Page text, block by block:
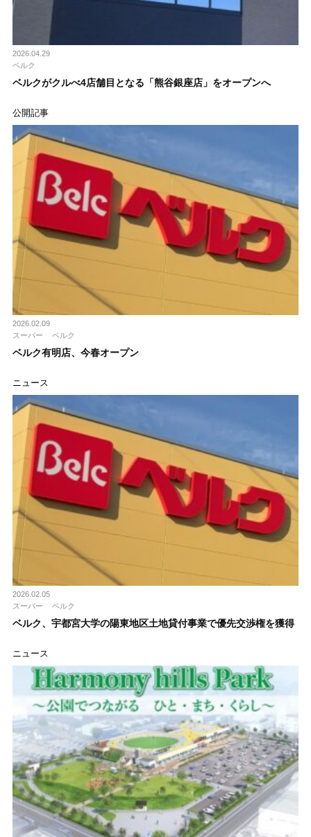
2026.04.29
ベルク
ベルクがクルべ4店舗目となる「熊谷銀座店」をオープンへ
公開記事
2026.02.09
スーパー
ベルク
ベルク有明店、今春オープン
ニュース
2026.02.05
スーパー
ベルク
ベルク、宇都宮大学の陽東地区土地貸付事業で優先交渉権を獲得
ニュース